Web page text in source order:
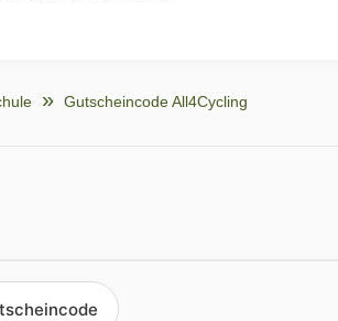
Gutscheincode All4Cycling